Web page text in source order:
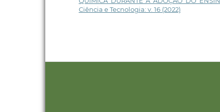
Ciência e Tecnologia: v. 16 (2022)